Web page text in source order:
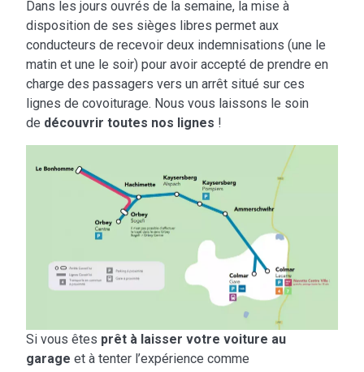
Dans les jours ouvrés de la semaine, la mise à
disposition de ses sièges libres permet aux
conducteurs de recevoir deux indemnisations (une le
matin et une le soir) pour avoir accepté de prendre en
charge des passagers vers un arrêt situé sur ces
lignes de covoiturage. Nous vous laissons le soin
de découvrir toutes nos lignes !
Si vous êtes prêt à laisser votre voiture au
garage et à tenter l’expérience comme